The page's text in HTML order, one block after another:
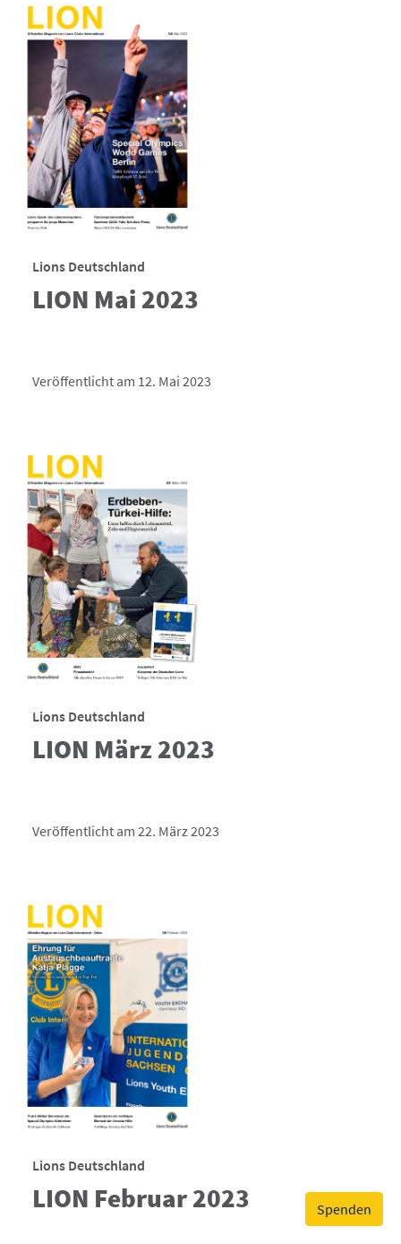
Spenden
Lions Deutschland
LION Mai 2023
Veröffentlicht am 12. Mai 2023
Lions Deutschland
LION März 2023
Veröffentlicht am 22. März 2023
Lions Deutschland
LION Februar 2023